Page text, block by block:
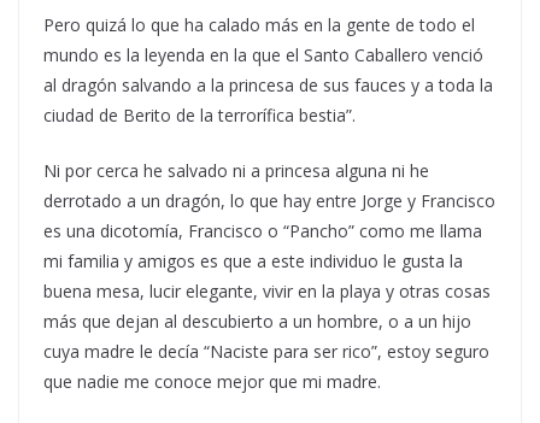
Pero quizá lo que ha calado más en la gente de todo el
mundo es la leyenda en la que el Santo Caballero venció
al dragón salvando a la princesa de sus fauces y a toda la
ciudad de Berito de la terrorífica bestia”.
Ni por cerca he salvado ni a princesa alguna ni he
derrotado a un dragón, lo que hay entre Jorge y Francisco
es una dicotomía, Francisco o “Pancho” como me llama
mi familia y amigos es que a este individuo le gusta la
buena mesa, lucir elegante, vivir en la playa y otras cosas
más que dejan al descubierto a un hombre, o a un hijo
cuya madre le decía “Naciste para ser rico”, estoy seguro
que nadie me conoce mejor que mi madre.